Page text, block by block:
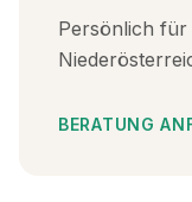
Persönlich für
BERATUNG